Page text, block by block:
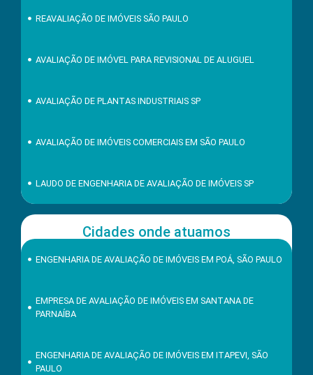
REAVALIAÇÃO DE IMÓVEIS SÃO PAULO
AVALIAÇÃO DE IMÓVEL PARA REVISIONAL DE ALUGUEL
AVALIAÇÃO DE PLANTAS INDUSTRIAIS SP
AVALIAÇÃO DE IMÓVEIS COMERCIAIS EM SÃO PAULO
LAUDO DE ENGENHARIA DE AVALIAÇÃO DE IMÓVEIS SP
Cidades onde atuamos
ENGENHARIA DE AVALIAÇÃO DE IMÓVEIS EM POÁ, SÃO PAULO
EMPRESA DE AVALIAÇÃO DE IMÓVEIS EM SANTANA DE
PARNAÍBA
ENGENHARIA DE AVALIAÇÃO DE IMÓVEIS EM ITAPEVI, SÃO
PAULO